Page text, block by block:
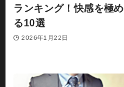
ランキング！快感を極め
る10選
2026年1月22日